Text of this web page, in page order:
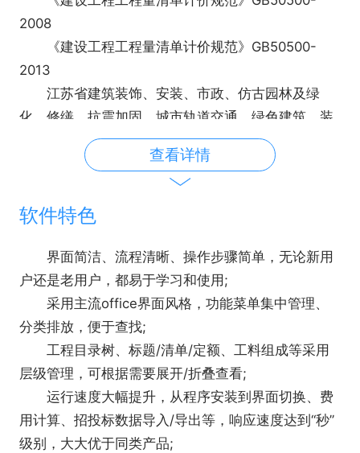
2008
《建设工程工程量清单计价规范》GB50500-
2013
江苏省建筑装饰、安装、市政、仿古园林及绿
化、修缮、抗震加固、城市轨道交通、绿色建筑、装
配式混凝土建筑、市政设施养护管理维修、城市园林
绿化养护管理、城市地下综合管廊等专业计价表
《江苏省2014年建设工程费用定额》、《省住房
城乡建设厅关于建筑业实施营改增后江苏省建设工程
查看详情
软件特色
界面简洁、流程清晰、操作步骤简单，无论新用
户还是老用户，都易于学习和使用;
采用主流office界面风格，功能菜单集中管理、
分类排放，便于查找;
工程目录树、标题/清单/定额、工料组成等采用
层级管理，可根据需要展开/折叠查看;
运行速度大幅提升，从程序安装到界面切换、费
用计算、招投标数据导入/导出等，响应速度达到“秒”
级别，大大优于同类产品;